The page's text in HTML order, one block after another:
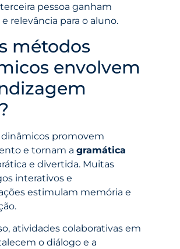
terceira pessoa ganham
relevância para o aluno.
métodos
envolvem
promovem
e tornam a gramática
e divertida. Muitas
interativos e
estimulam memória e
atividades colaborativas em
o diálogo e a